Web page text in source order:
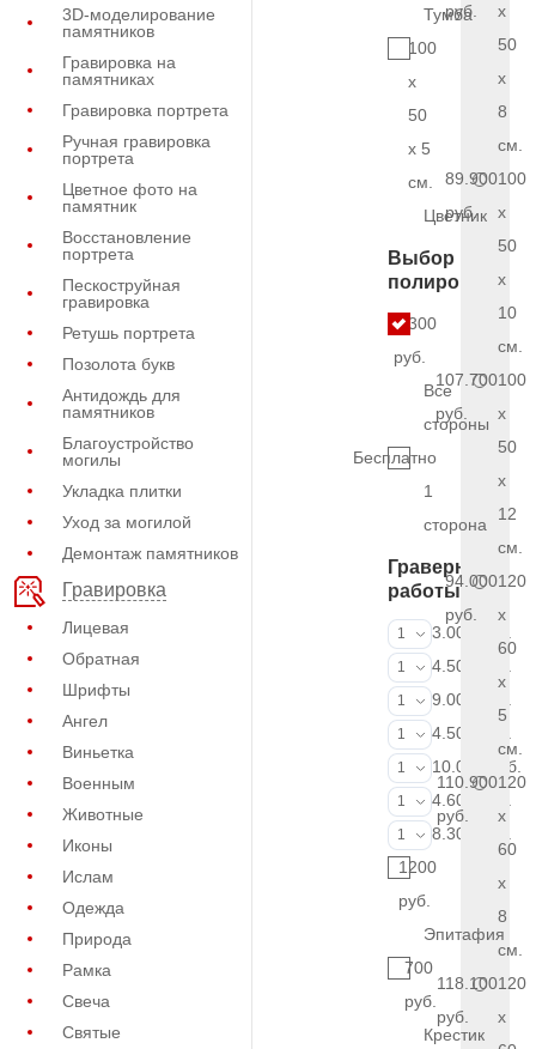
3D-моделирование
памятников
Гравировка на
памятниках
Гравировка портрета
Ручная гравировка
портрета
Цветное фото на
памятник
Восстановление
портрета
Пескоструйная
гравировка
Ретушь портрета
Позолота букв
Антидождь для
памятников
Благоустройство
могилы
Укладка плитки
Уход за могилой
Демонтаж памятников
Гравировка
Лицевая
Обратная
Шрифты
Ангел
Виньетка
Военным
Животные
Иконы
Ислам
Одежда
Природа
Рамка
Свеча
Святые
Тумба
100
x
50
x 5
см.
Цветник
Выбор
полировки
8.300
руб.
Все
стороны
Бесплатно
1
сторона
Граверные
работы
ФИО и даты
1
3.000 руб.
ФИО и даты
1
4.500 руб.
ФИО и даты
1
9.000 руб.
Портрет
1
4.500 руб.
Портрет
1
10.000 руб.
Фотокерамика
1
4.600 руб.
Фото на
1
8.300 руб.
1200
руб.
Эпитафия
700
руб.
Крестик
руб.
x
50
x
8
см.
89.900
руб.
100
x
50
x
10
см.
107.700
руб.
100
x
50
x
12
см.
94.000
руб.
120
x
60
x
5
см.
110.900
руб.
120
x
60
x
8
см.
118.100
руб.
120
x